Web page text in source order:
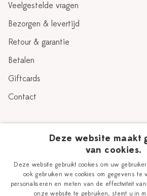
Veelgestelde vragen
Bezorgen & levertijd
Retour & garantie
Betalen
Giftcards
Contact
Verhaal
Onze plateelschilders
Delfts
Deze website maakt
van cookies.
Deze website gebruikt cookies om uw
ook gebruiken we cookies om gegevens te
personaliseren en meten van de effectiviteit
onze website te gebruiken, stemt u in